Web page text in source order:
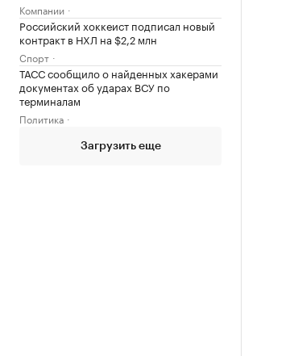
Компании
Российский хоккеист подписал новый
контракт в НХЛ на $2,2 млн
Спорт
ТАСС сообщило о найденных хакерами
документах об ударах ВСУ по
терминалам
Политика
Загрузить еще